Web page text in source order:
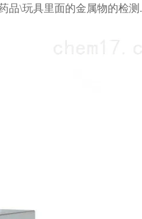
品\玩具里面的金属物的检测.